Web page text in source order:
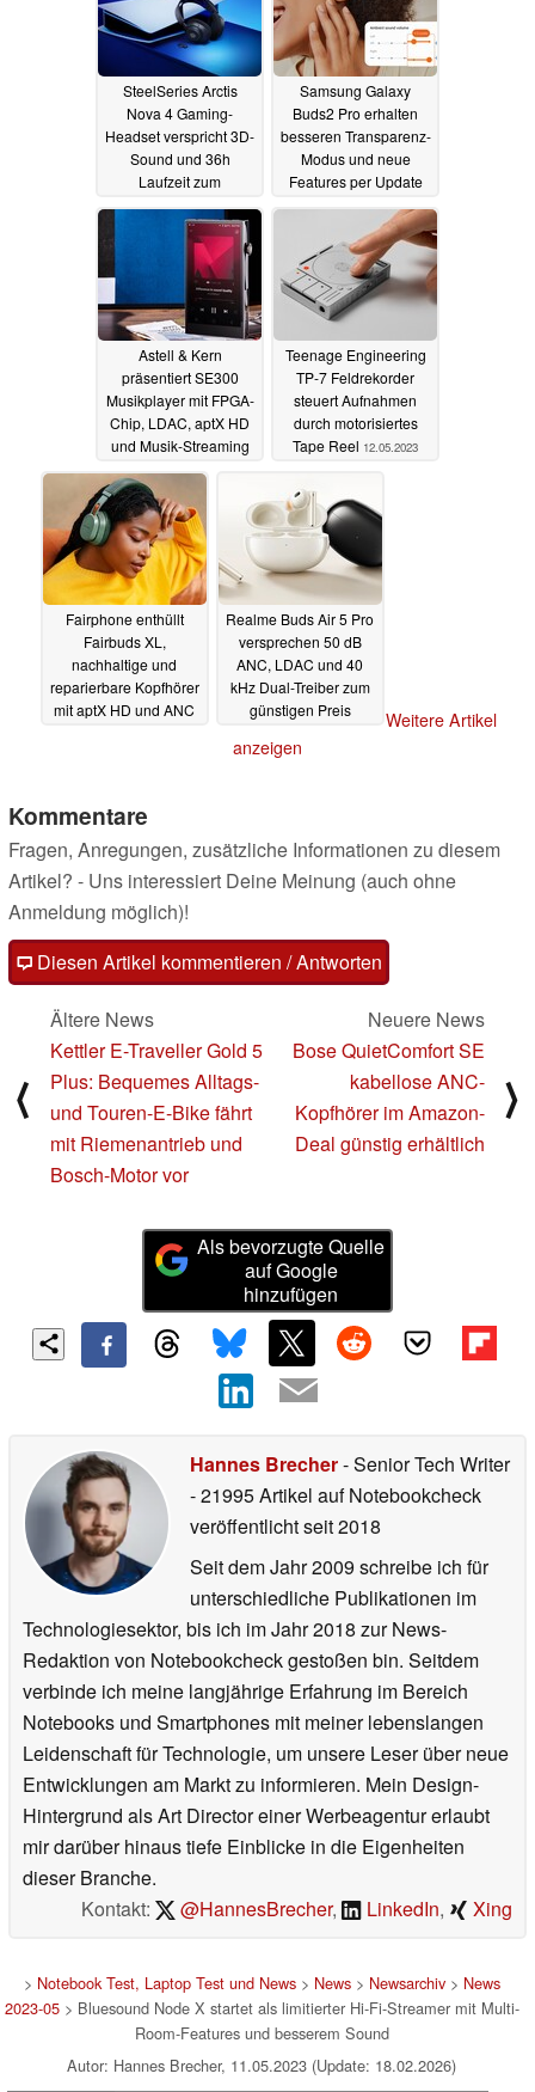
SteelSeries Arctis
Nova 4 Gaming-
Headset verspricht 3D-
Sound und 36h
Laufzeit zum
16.05.2023
Samsung Galaxy
Buds2 Pro erhalten
besseren Transparenz-
Modus und neue
Features per Update
16.05.2023
Astell & Kern
präsentiert SE300
Musikplayer mit FPGA-
Chip, LDAC, aptX HD
und Musik-Streaming
12.05.2023
Teenage Engineering
TP-7 Feldrekorder
steuert Aufnahmen
durch motorisiertes
Tape Reel 12.05.2023
Fairphone enthüllt
Fairbuds XL,
nachhaltige und
reparierbare Kopfhörer
mit aptX HD und ANC
Realme Buds Air 5 Pro
versprechen 50 dB
ANC, LDAC und 40
kHz Dual-Treiber zum
günstigen Preis
Weitere Artikel
anzeigen
Kommentare
Fragen, Anregungen, zusätzliche Informationen zu diesem
Artikel? - Uns interessiert Deine Meinung (auch ohne
Anmeldung möglich)!
Diesen Artikel kommentieren / Antworten
⟨
Ältere News
Kettler E-Traveller Gold 5
Plus: Bequemes Alltags-
und Touren-E-Bike fährt
mit Riemenantrieb und
Bosch-Motor vor
Neuere News
Bose QuietComfort SE
kabellose ANC-
Kopfhörer im Amazon-
Deal günstig erhältlich
⟩
Als bevorzugte Quelle
auf Google
hinzufügen
Hannes Brecher- Senior Tech Writer
- 21995 Artikel auf Notebookcheck
veröffentlichtseit 2018
Seit dem Jahr 2009 schreibe ich für
unterschiedliche Publikationen im
Technologiesektor, bis ich im Jahr 2018 zur News-
Redaktion von Notebookcheck gestoßen bin. Seitdem
verbinde ich meine langjährige Erfahrung im Bereich
Notebooks und Smartphones mit meiner lebenslangen
Leidenschaft für Technologie, um unsere Leser über neue
Entwicklungen am Markt zu informieren. Mein Design-
Hintergrund als Art Director einer Werbeagentur erlaubt
mir darüber hinaus tiefe Einblicke in die Eigenheiten
dieser Branche.
Kontakt:
@HannesBrecher, LinkedIn, Xing
> Notebook Test, Laptop Test und News> News> Newsarchiv> News
2023-05> Bluesound Node X startet als limitierter Hi-Fi-Streamer mit Multi-
Room-Features und besserem Sound
Autor: Hannes Brecher, 11.05.2023 (Update: 18.02.2026)